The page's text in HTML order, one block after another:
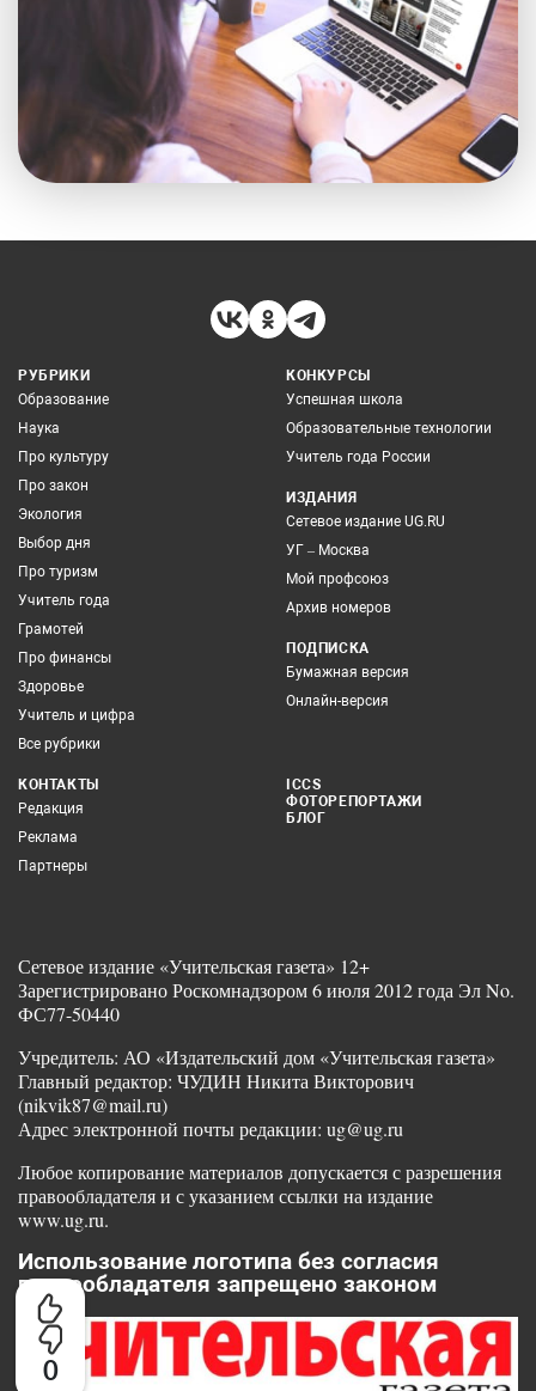
0
РУБРИКИ
Образование
Наука
Про культуру
Про закон
Экология
Выбор дня
Про туризм
Учитель года
Грамотей
Про финансы
Здоровье
Учитель и цифра
Все рубрики
КОНКУРСЫ
Успешная школа
Образовательные технологии
Учитель года России
ИЗДАНИЯ
Сетевое издание UG.RU
УГ – Москва
Мой профсоюз
Архив номеров
ПОДПИСКА
Бумажная версия
Онлайн-версия
КОНТАКТЫ
Редакция
Реклама
Партнеры
ICCS
ФОТОРЕПОРТАЖИ
БЛОГ
Сетевое издание «Учительская газета» 12+
Зарегистрировано Роскомнадзором 6 июля 2012 года Эл No.
ФС77-50440
Учредитель: АО «Издательский дом «Учительская газета»
Главный редактор: ЧУДИН Никита Викторович
(nikvik87@mail.ru)
Адрес электронной почты редакции: ug@ug.ru
Любое копирование материалов допускается с разрешения
правообладателя и с указанием ссылки на издание
www.ug.ru.
Использование логотипа без согласия
правообладателя запрещено законом